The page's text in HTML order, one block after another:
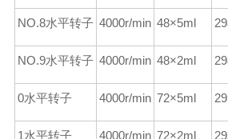
NO.8水平转子 4000r/min 48×5ml
NO.9水平转子 4000r/min 48×2ml
0水平转子 4000r/min 72×5ml
1水平转子 4000r/min 72×2ml